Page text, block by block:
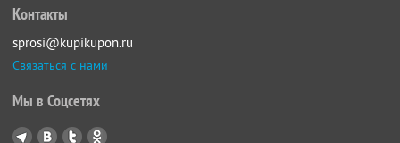
Контакты
sprosi@kupikupon.ru
Связаться с нами
Мы в Соцсетях